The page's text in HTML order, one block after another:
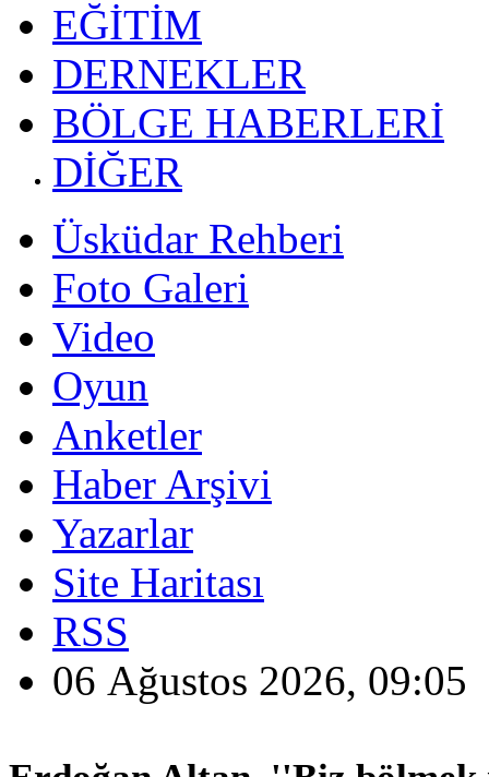
EĞİTİM
DERNEKLER
BÖLGE HABERLERİ
DİĞER
Üsküdar Rehberi
Foto Galeri
Video
Oyun
Anketler
Haber Arşivi
Yazarlar
Site Haritası
RSS
06 Ağustos 2026, 09:05